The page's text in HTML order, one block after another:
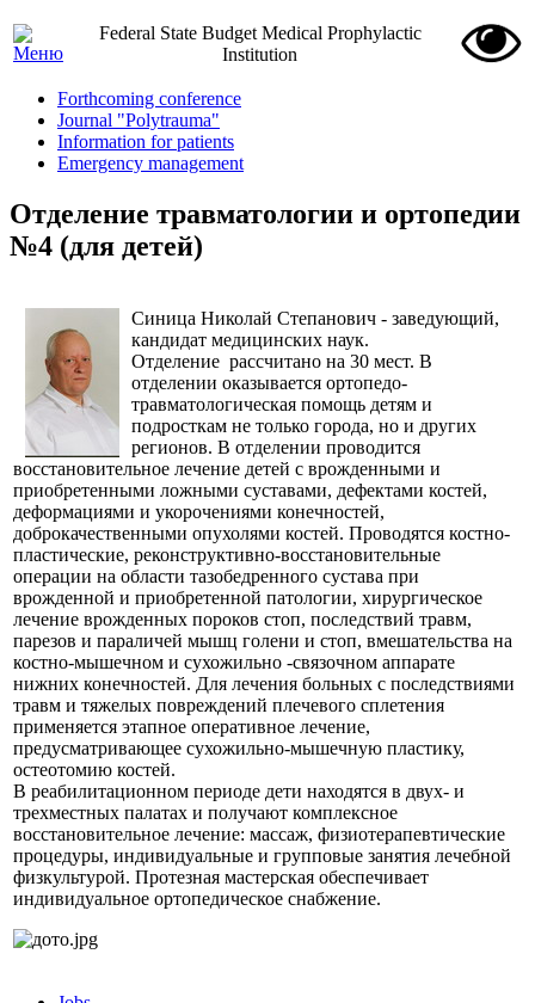
Federal State Budget Medical Prophylactic
Institution
Forthcoming conference
Journal "Polytrauma"
Information for patients
Emergency management
Отделение травматологии и ортопедии
№4 (для детей)
Синица Николай Степанович - заведующий,
кандидат медицинских наук.
Отделение рассчитано на 30 мест. В
отделении оказывается ортопедо-
травматологическая помощь детям и
подросткам не только города, но и других
регионов. В отделении проводится
восстановительное лечение детей с врожденными и
приобретенными ложными суставами, дефектами костей,
деформациями и укорочениями конечностей,
доброкачественными опухолями костей. Проводятся костно-
пластические, реконструктивно-восстановительные
операции на области тазобедренного сустава при
врожденной и приобретенной патологии, хирургическое
лечение врожденных пороков стоп, последствий травм,
парезов и параличей мышц голени и стоп, вмешательства на
костно-мышечном и сухожильно -связочном аппарате
нижних конечностей. Для лечения больных с последствиями
травм и тяжелых повреждений плечевого сплетения
применяется этапное оперативное лечение,
предусматривающее сухожильно-мышечную пластику,
остеотомию костей.
В реабилитационном периоде дети находятся в двух- и
трехместных палатах и получают комплексное
восстановительное лечение: массаж, физиотерапевтические
процедуры, индивидуальные и групповые занятия лечебной
физкультурой. Протезная мастерская обеспечивает
индивидуальное ортопедическое снабжение.